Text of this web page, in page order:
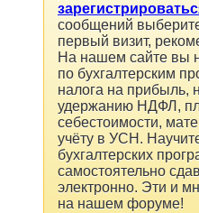
сообщений
первый визит,
На нашем сайте вы
по бухгалтерским
налога на прибыль,
удержанию НДФЛ,
себестоимости,
учёту в УСН.
бухгалтерских
самостоятельно
электронно. Эти и
на нашем форуме!